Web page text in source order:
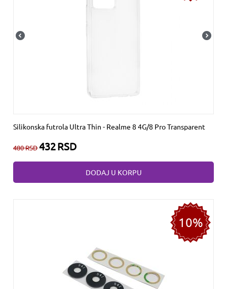
Silikonska futrola Ultra Thin - Realme 8 4G/8 Pro Transparent
480RSD432RSD
DODAJ U KORPU
10%